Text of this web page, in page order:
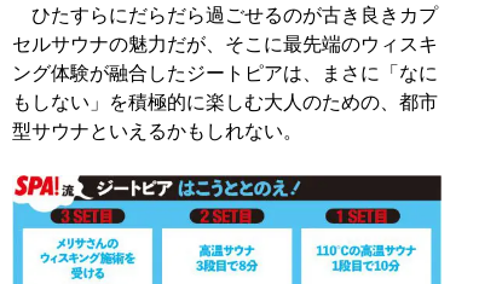
ひたすらにだらだら過ごせるのが古き良きカプ
セルサウナの魅力だが、そこに最先端のウィスキ
ング体験が融合したジートピアは、まさに「なに
もしない」を積極的に楽しむ大人のための、都市
型サウナといえるかもしれない。